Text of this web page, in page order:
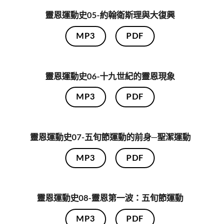
靈恩運動史05-約翰衛斯理與大復興
MP3
PDF
靈恩運動史06-十九世紀的靈恩現象
MP3
PDF
靈恩運動史07-五旬節運動的前身─聖潔運動
MP3
PDF
靈恩運動史08-靈恩第一波：五旬節運動
MP3
PDF